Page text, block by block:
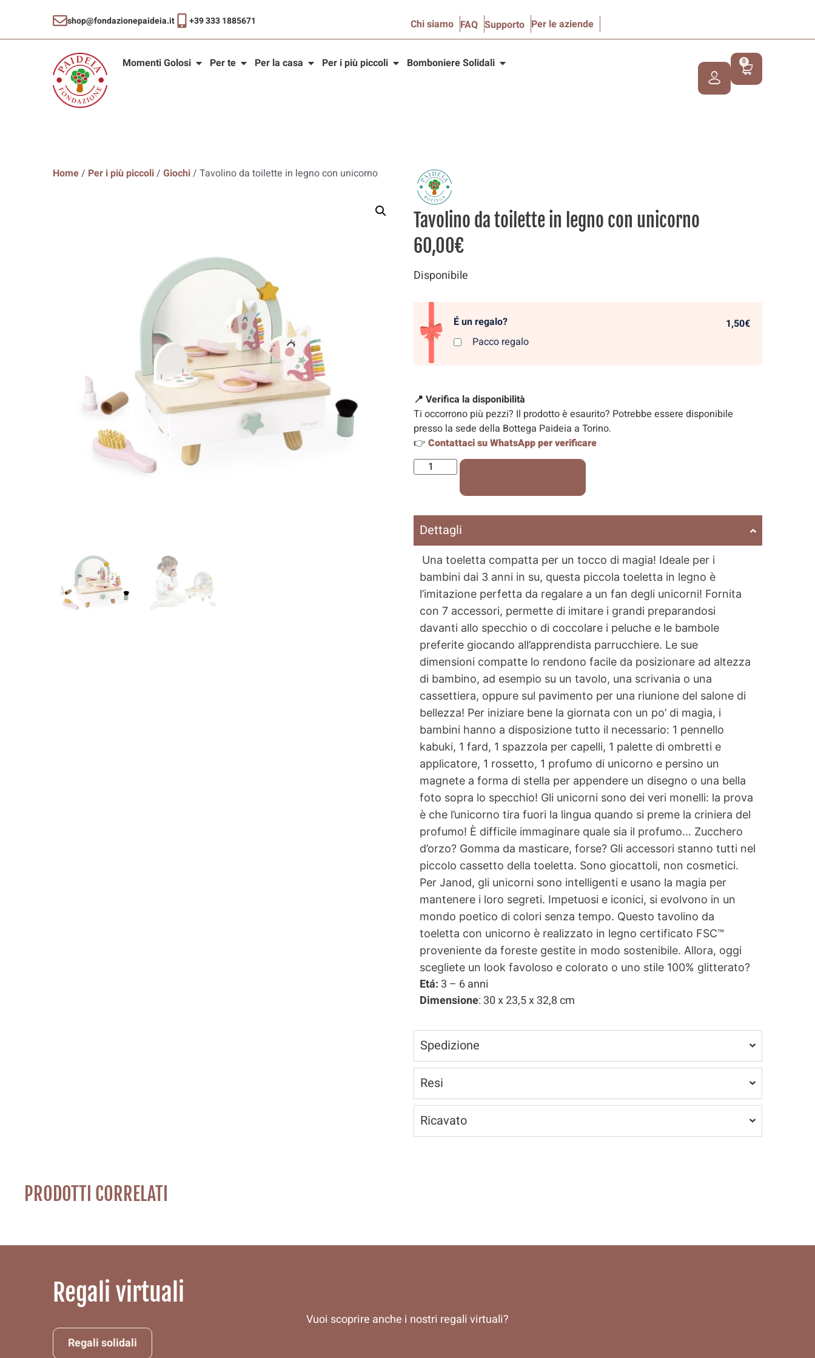
shop@fondazionepaideia.it +39 333 1885671 Chi siamo FAQ Supporto Per le aziende
Momenti Golosi Per te Per la casa Per i più piccoli Bomboniere Solidali 0
Home/ Per i più piccoli/Giochi/ Tavolino da toilette in legno con unicorno
Tavolino da toilette in legno con unicorno
60,00€
Disponibile
É un regalo?
Pacco regalo
1,50€
📍 Verifica la disponibilità
Ti occorrono più pezzi? Il prodotto è esaurito? Potrebbe essere disponibile
presso la sede della Bottega Paideia a Torino.
👉 Contattaci su WhatsApp per verificare
Dettagli
Una toeletta compatta per un tocco di magia! Ideale per i
bambini dai 3 anni in su, questa piccola toeletta in legno è
l’imitazione perfetta da regalare a un fan degli unicorni! Fornita
con 7 accessori, permette di imitare i grandi preparandosi
davanti allo specchio o di coccolare i peluche e le bambole
preferite giocando all’apprendista parrucchiere. Le sue
dimensioni compatte lo rendono facile da posizionare ad altezza
di bambino, ad esempio su un tavolo, una scrivania o una
cassettiera, oppure sul pavimento per una riunione del salone di
bellezza! Per iniziare bene la giornata con un po’ di magia, i
bambini hanno a disposizione tutto il necessario: 1 pennello
kabuki, 1 fard, 1 spazzola per capelli, 1 palette di ombretti e
applicatore, 1 rossetto, 1 profumo di unicorno e persino un
magnete a forma di stella per appendere un disegno o una bella
foto sopra lo specchio! Gli unicorni sono dei veri monelli: la prova
è che l’unicorno tira fuori la lingua quando si preme la criniera del
profumo! È difficile immaginare quale sia il profumo… Zucchero
d’orzo? Gomma da masticare, forse? Gli accessori stanno tutti nel
piccolo cassetto della toeletta. Sono giocattoli, non cosmetici.
Per Janod, gli unicorni sono intelligenti e usano la magia per
mantenere i loro segreti. Impetuosi e iconici, si evolvono in un
mondo poetico di colori senza tempo. Questo tavolino da
toeletta con unicorno è realizzato in legno certificato FSC™
proveniente da foreste gestite in modo sostenibile. Allora, oggi
scegliete un look favoloso e colorato o uno stile 100% glitterato?
Etá: 3 – 6 anni
Dimensione: 30 x 23,5 x 32,8 cm
Spedizione
Resi
Ricavato
PRODOTTI CORRELATI
Regali virtuali
Vuoi scoprire anche i nostri regali virtuali?
Regali solidali